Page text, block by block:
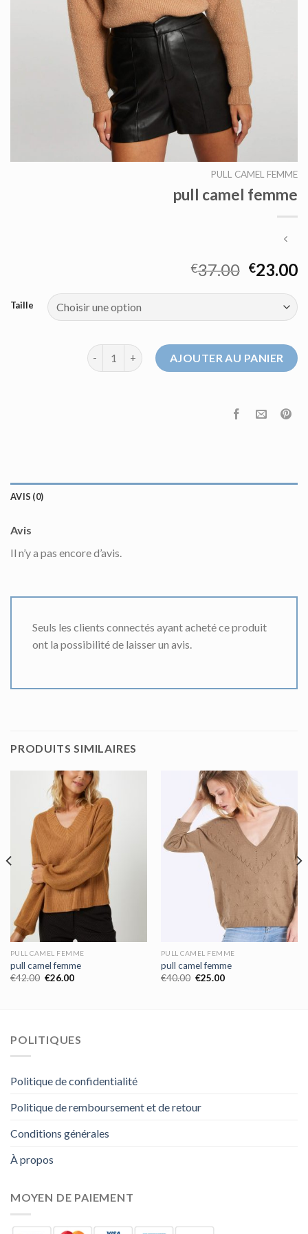
PULL CAMEL FEMME
pull camel femme
€37.00 €23.00
Taille
quantité de pull camel femmeAJOUTER AU PANIER
AVIS (0)
Avis
Il n’y a pas encore d’avis.
Seuls les clients connectés ayant acheté ce produit
ont la possibilité de laisser un avis.
PRODUITS SIMILAIRES
PULL CAMEL FEMME
pull camel femme
€42.00 €26.00
PULL CAMEL FEMME
pull camel femme
€40.00 €25.00
POLITIQUES
Politique de confidentialité
Politique de remboursement et de retour
Conditions générales
À propos
MOYEN DE PAIEMENT